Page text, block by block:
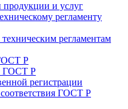
и услуг
регламенту
регламентам
Р
ГОСТ Р
регистрации
ГОСТ Р